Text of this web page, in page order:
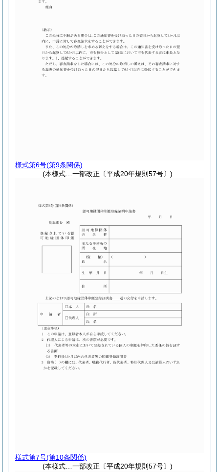
様式第6号(第9条関係)
(本様式…一部改正〔平成20年規則57号〕)
様式第7号(第10条関係)
(本様式…一部改正〔平成20年規則57号〕)